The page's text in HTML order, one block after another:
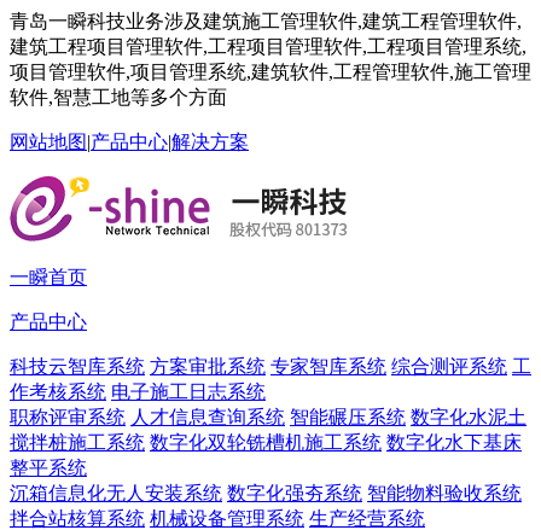
青岛一瞬科技业务涉及建筑施工管理软件,建筑工程管理软件,
建筑工程项目管理软件,工程项目管理软件,工程项目管理系统,
项目管理软件,项目管理系统,建筑软件,工程管理软件,施工管理
软件,智慧工地等多个方面
网站地图|产品中心|解决方案
一瞬首页
产品中心
科技云智库系统 方案审批系统 专家智库系统 综合测评系统 工
作考核系统 电子施工日志系统
职称评审系统 人才信息查询系统 智能碾压系统 数字化水泥土
搅拌桩施工系统 数字化双轮铣槽机施工系统 数字化水下基床
整平系统
沉箱信息化无人安装系统 数字化强夯系统 智能物料验收系统
拌合站核算系统 机械设备管理系统 生产经营系统